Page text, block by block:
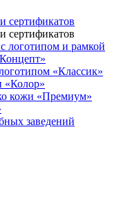
сертификатов
сертификатов
логотипом и рамкой
«Классик»
«Колор»
кожи «Премиум»
заведений